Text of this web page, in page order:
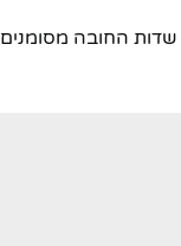
שדות החובה מסומנים